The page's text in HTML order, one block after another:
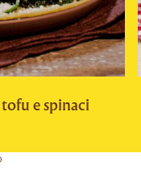
e spinaci